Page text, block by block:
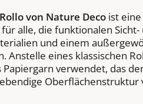
von Nature Deco ist
alle, die funktionalen Sicht-
und einem
Anstelle eines klassischen
verwendet, das
Oberflächenstruktur